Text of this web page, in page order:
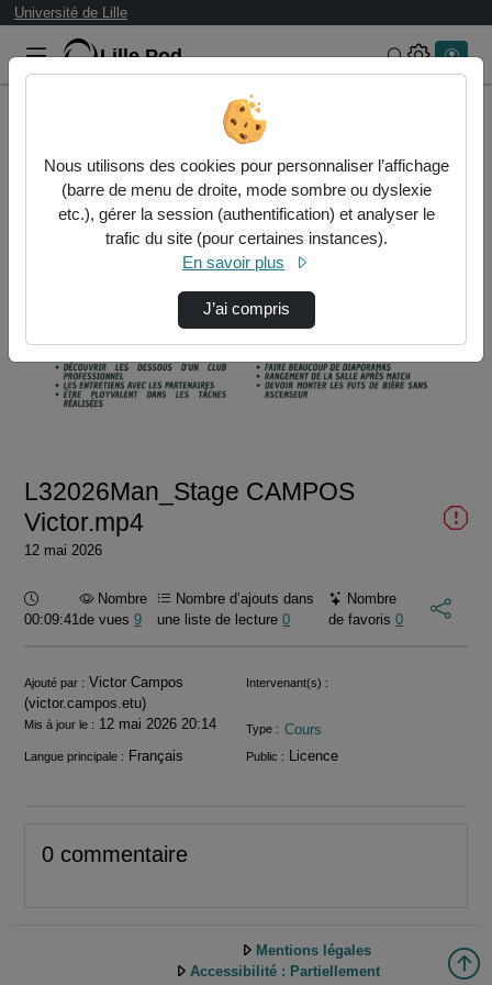
Université de Lille
Lille.Pod Rechercher
L32026Man_Stage CAMPOS Victor.mp4
Lire
la
L32026Man_Stage CAMPOS
Victor.mp4
12 mai 2026
Durée :
00:09:41
Nombre
de vues 9
Nombre d’ajouts dans
une liste de lecture0
Nombre
de favoris 0
Informations
Ajouté par : Victor Campos
(victor.campos.etu)
Intervenant(s) :
Mis à jour le : 12 mai 2026 20:14 Type : Cours
Langue principale : Français Public : Licence
0 commentaire
Mentions légales
Accessibilité : Partiellement
Nous utilisons des cookies pour personnaliser l’affichage
(barre de menu de droite, mode sombre ou dyslexie
etc.), gérer la session (authentification) et analyser le
trafic du site (pour certaines instances).
En savoir plus
J’ai compris